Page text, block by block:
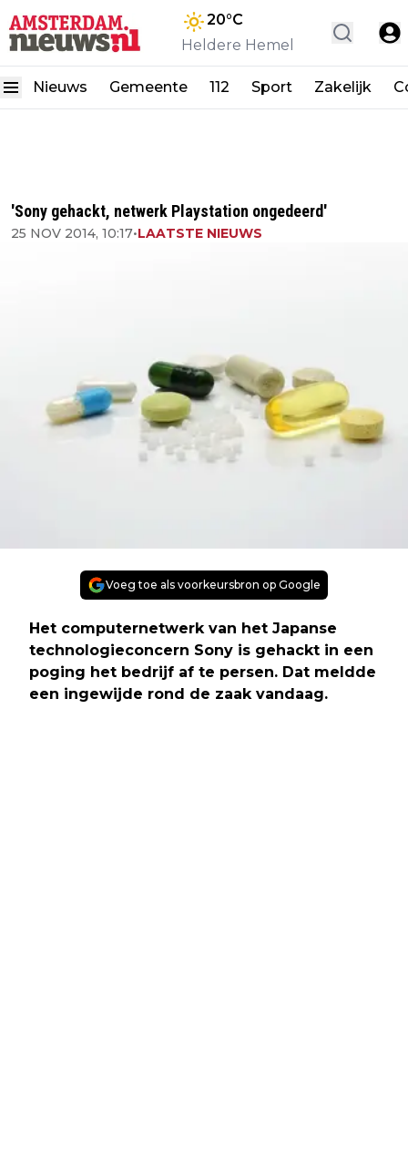
20°C
Heldere Hemel
Nieuws Gemeente 112 Sport Zakelijk
'Sony gehackt, netwerk Playstation ongedeerd'
25 NOV 2014, 10:17•LAATSTE NIEUWS
Voeg toe als voorkeursbron op Google
Het computernetwerk van het Japanse
technologieconcern Sony is gehackt in een
poging het bedrijf af te persen. Dat meldde
een ingewijde rond de zaak vandaag.